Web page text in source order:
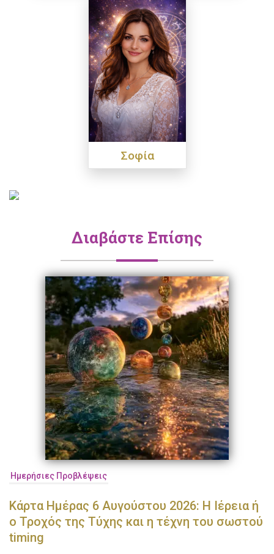
Σοφία
Διαβάστε Επίσης
Ημερήσιες Προβλέψεις
Κάρτα Ημέρας 6 Αυγούστου 2026: Η Ιέρεια ή
ο Τροχός της Τύχης και η τέχνη του σωστού
timing